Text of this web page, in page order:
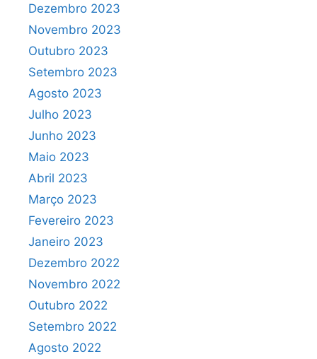
Dezembro 2023
Novembro 2023
Outubro 2023
Setembro 2023
Agosto 2023
Julho 2023
Junho 2023
Maio 2023
Abril 2023
Março 2023
Fevereiro 2023
Janeiro 2023
Dezembro 2022
Novembro 2022
Outubro 2022
Setembro 2022
Agosto 2022